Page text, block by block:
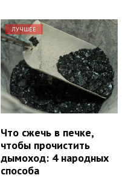
ЛУЧШЕЕ
Что сжечь в печке,
чтобы прочистить
дымоход: 4 народных
способа